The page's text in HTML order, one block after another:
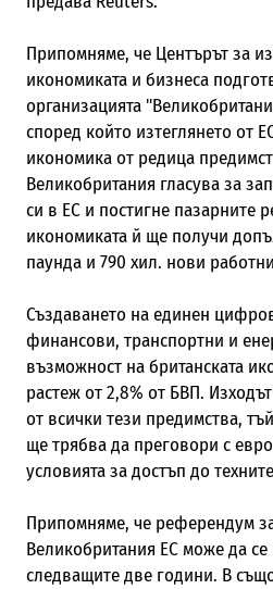
Припомняме, че Центърът за
икономиката и бизнеса
организацията
според който изтеглянето от
икономика от редица
Великобритания гласува за
си в ЕС и постигне пазарните
икономиката й ще получи
паунда и 790 хил. нови
Създаването на единен
финансови, транспортни и
възможност на британската
растеж от 2,8% от БВП.
от всички тези предимства,
ще трябва да преговори с
условията за достъп до
Припомняме, че референдум
Великобритания ЕС може да
следващите две години. В